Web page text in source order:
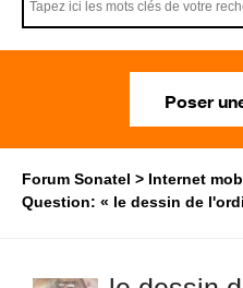
Poser
Forum Sonatel
Internet
Question: « le dessin de